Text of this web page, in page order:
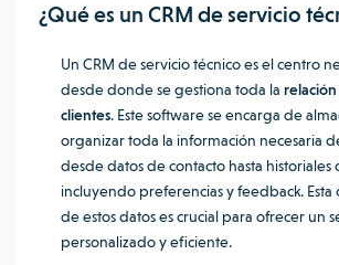
¿Qué es un CRM de servicio
Un CRM de servicio técnico es el centro
desde donde se gestiona toda la relación
clientes. Este software se encarga de
organizar toda la información necesaria
desde datos de contacto hasta historiales
incluyendo preferencias y feedback. Esta
de estos datos es crucial para ofrecer un
personalizado y eficiente.